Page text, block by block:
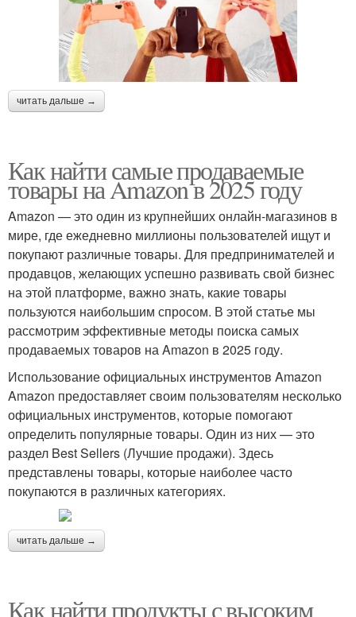
читать дальше →
Как найти самые продаваемые
товары на Amazon в 2025 году
Amazon — это один из крупнейших онлайн-магазинов в
мире, где ежедневно миллионы пользователей ищут и
покупают различные товары. Для предпринимателей и
продавцов, желающих успешно развивать свой бизнес
на этой платформе, важно знать, какие товары
пользуются наибольшим спросом. В этой статье мы
рассмотрим эффективные методы поиска самых
продаваемых товаров на Amazon в 2025 году.
Использование официальных инструментов Amazon
Amazon предоставляет своим пользователям несколько
официальных инструментов, которые помогают
определить популярные товары. Один из них — это
раздел Best Sellers (Лучшие продажи). Здесь
представлены товары, которые наиболее часто
покупаются в различных категориях.
читать дальше →
Как найти продукты с высоким